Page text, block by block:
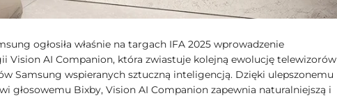
ogłosiła właśnie na targach IFA 2025 wprowadzenie
Vision AI Companion, która zwiastuje kolejną ewolucję telewizorów
Samsung wspieranych sztuczną inteligencją. Dzięki ulepszonemu
głosowemu Bixby, Vision AI Companion zapewnia naturalniejszą i